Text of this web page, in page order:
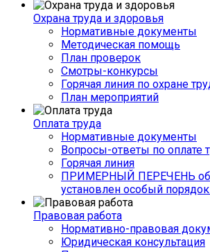
Охрана труда и здоровья
Нормативные документы
Методическая помощь
План проверок
Смотры-конкурсы
Горячая линия по охране
План мероприятий
Оплата труда
Нормативные документы
Вопросы-ответы по оплате
Горячая линия
ПРИМЕРНЫЙ ПЕРЕЧЕНЬ
установлен особый
Правовая работа
Нормативно-правовая
Юридическая консультация